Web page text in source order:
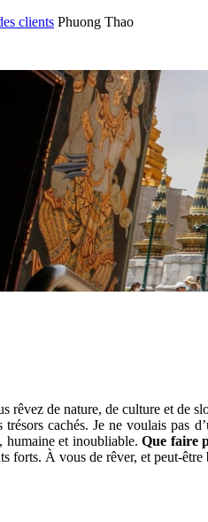
clients Phuong Thao
rêvez de nature, de culture et de
trésors cachés. Je ne voulais
humaine et inoubliable.Que faire
forts. À vous de rêver, et peut-